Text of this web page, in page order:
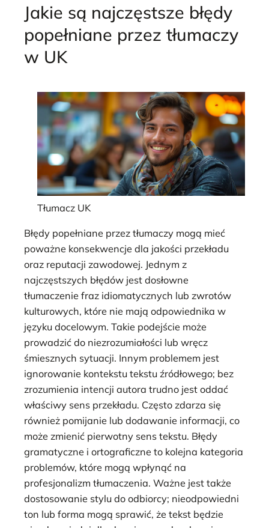
Jakie są najczęstsze błędy
popełniane przez tłumaczy
w UK
Tłumacz UK
Błędy popełniane przez tłumaczy mogą mieć
poważne konsekwencje dla jakości przekładu
oraz reputacji zawodowej. Jednym z
najczęstszych błędów jest dosłowne
tłumaczenie fraz idiomatycznych lub zwrotów
kulturowych, które nie mają odpowiednika w
języku docelowym. Takie podejście może
prowadzić do niezrozumiałości lub wręcz
śmiesznych sytuacji. Innym problemem jest
ignorowanie kontekstu tekstu źródłowego; bez
zrozumienia intencji autora trudno jest oddać
właściwy sens przekładu. Często zdarza się
również pomijanie lub dodawanie informacji, co
może zmienić pierwotny sens tekstu. Błędy
gramatyczne i ortograficzne to kolejna kategoria
problemów, które mogą wpłynąć na
profesjonalizm tłumaczenia. Ważne jest także
dostosowanie stylu do odbiorcy; nieodpowiedni
ton lub forma mogą sprawić, że tekst będzie